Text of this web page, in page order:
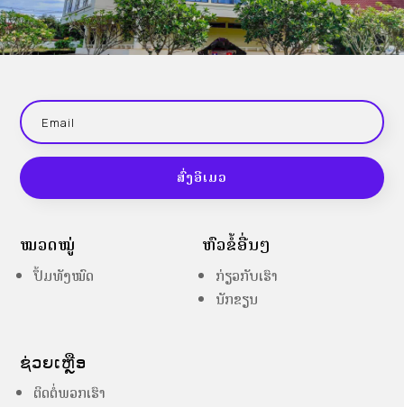
ສົ່ງອີເມວ
ໝວດໝູ່
ປຶ້ມທັງໝົດ
ຫົວຂໍ້ອື່ນໆ
ກ່ຽວກັບເຮົາ
ນັກຂຽນ
ຊ່ວຍເຫຼືອ
ຕິດຕໍ່ພວກເຮົາ